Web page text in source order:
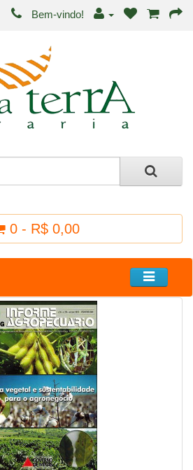
Bem-vindo!
0 - R$ 0,00